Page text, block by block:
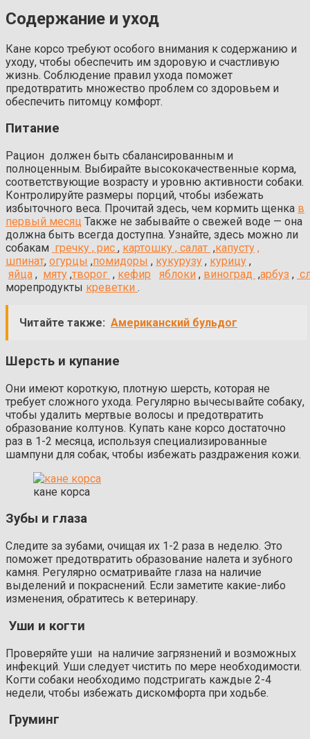
Содержание и уход
Кане корсо требуют особого внимания к содержанию и
уходу, чтобы обеспечить им здоровую и счастливую
жизнь. Соблюдение правил ухода поможет
предотвратить множество проблем со здоровьем и
обеспечить питомцу комфорт.
Питание
Рацион должен быть сбалансированным и
полноценным. Выбирайте высококачественные корма,
соответствующие возрасту и уровню активности собаки.
Контролируйте размеры порций, чтобы избежать
избыточного веса. Прочитай здесь, чем кормить щенка в
первый месяц Также не забывайте о свежей воде — она
должна быть всегда доступна. Узнайте, здесь можно ли
собакам гречку , рис , картошку , салат ,капусту ,
шпинат, огурцы ,помидоры , кукурузу , курицу ,
яйца , мяту ,творог , кефир яблоки , виноград ,арбуз ,
морепродукты креветки .
Читайте также: Американский бульдог
Шерсть и купание
Они имеют короткую, плотную шерсть, которая не
требует сложного ухода. Регулярно вычесывайте собаку,
чтобы удалить мертвые волосы и предотвратить
образование колтунов. Купать кане корсо достаточно
раз в 1-2 месяца, используя специализированные
шампуни для собак, чтобы избежать раздражения кожи.
кане корса
Зубы и глаза
Следите за зубами, очищая их 1-2 раза в неделю. Это
поможет предотвратить образование налета и зубного
камня. Регулярно осматривайте глаза на наличие
выделений и покраснений. Если заметите какие-либо
изменения, обратитесь к ветеринару.
Уши и когти
Проверяйте уши на наличие загрязнений и возможных
инфекций. Уши следует чистить по мере необходимости.
Когти собаки необходимо подстригать каждые 2-4
недели, чтобы избежать дискомфорта при ходьбе.
Груминг